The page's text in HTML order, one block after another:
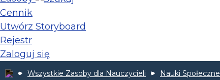
Cennik
Utwórz Storyboard
Rejestr
Zaloguj się
Wszystkie Zasoby dla Nauczycieli Nauki Społeczne